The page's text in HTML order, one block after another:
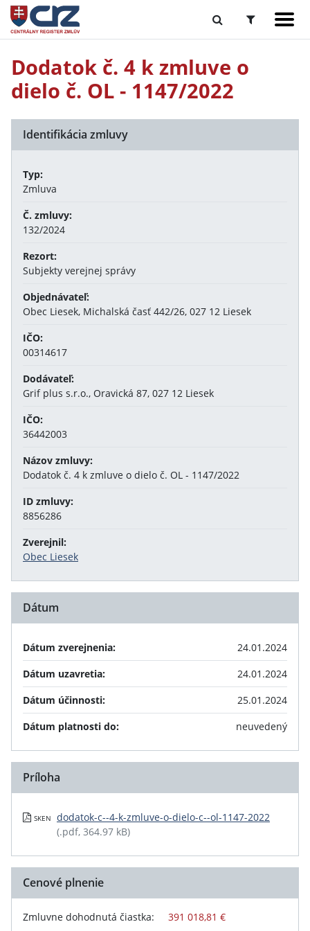
Dodatok č. 4 k zmluve o
dielo č. OL - 1147/2022
Identifikácia zmluvy
Typ:
Zmluva
Č. zmluvy:
132/2024
Rezort:
Subjekty verejnej správy
Objednávateľ:
Obec Liesek, Michalská časť 442/26, 027 12 Liesek
IČO:
00314617
Dodávateľ:
Grif plus s.r.o., Oravická 87, 027 12 Liesek
IČO:
36442003
Názov zmluvy:
Dodatok č. 4 k zmluve o dielo č. OL - 1147/2022
ID zmluvy:
8856286
Zverejnil:
Obec Liesek
Dátum
Dátum zverejnenia:
24.01.2024
Dátum uzavretia:
24.01.2024
Dátum účinnosti:
25.01.2024
Dátum platnosti do:
neuvedený
Príloha
SKEN
dodatok-c--4-k-zmluve-o-dielo-c--ol-1147-2022
(.pdf, 364.97 kB)
Cenové plnenie
Zmluvne dohodnutá čiastka: 391 018,81 €